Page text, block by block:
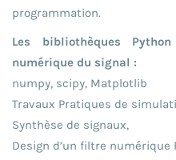
programmation.
Les bibliothèques
numérique du signal :
numpy, scipy, Matplotlib
Travaux Pratiques de
Synthèse de signaux,
Design d’un filtre numérique